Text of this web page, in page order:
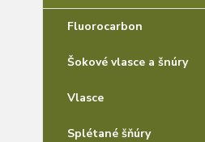
Fluorocarbon
Šokové vlasce a šnúry
Vlasce
Splétané šňúry